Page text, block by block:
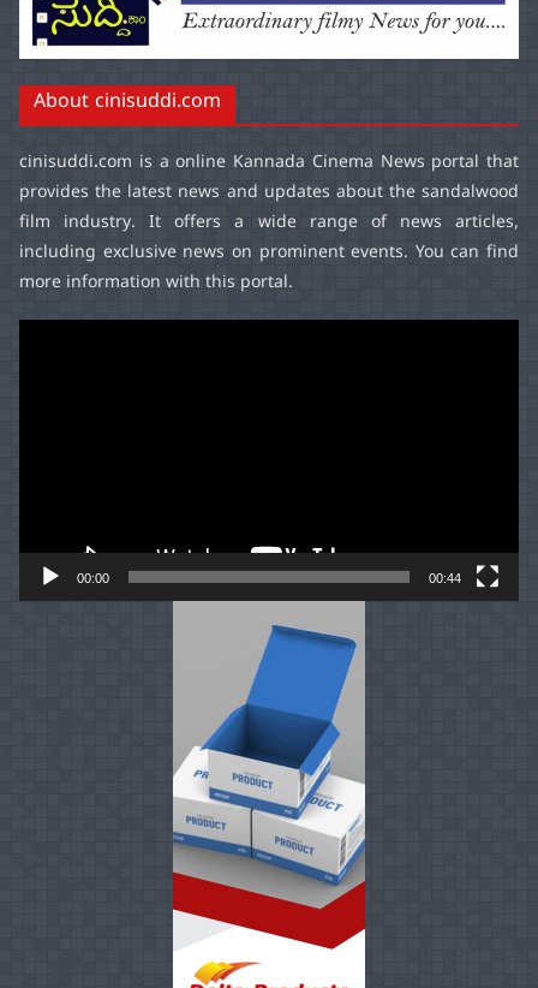
About cinisuddi.com
cinisuddi.com is a online Kannada Cinema News portal that
provides the latest news and updates about the sandalwood
film industry. It offers a wide range of news articles,
including exclusive news on prominent events. You can find
more information with this portal.
00:00 00:44